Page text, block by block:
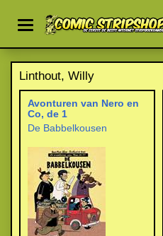
Linthout, Willy
Avonturen van Nero en
Co, de 1
De Babbelkousen